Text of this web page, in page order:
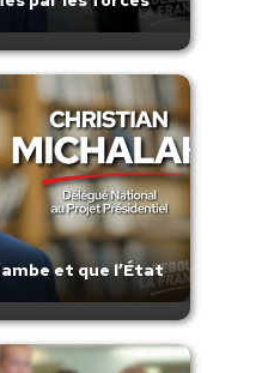
et que l’État